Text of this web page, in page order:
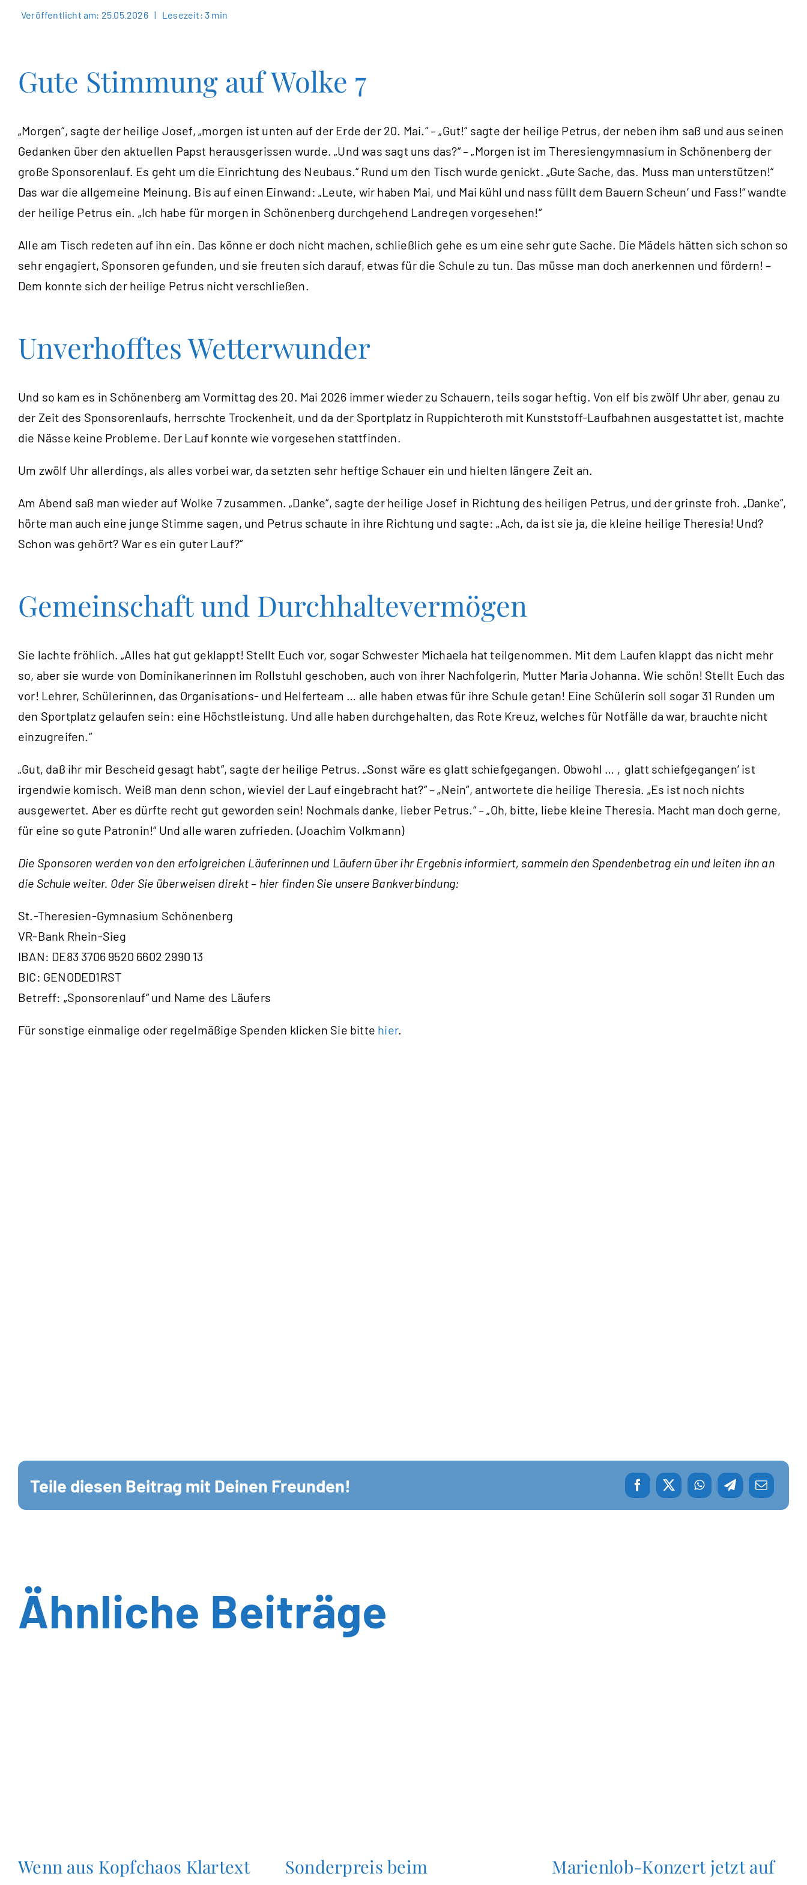
Veröffentlicht am: 25.05.2026 | Lesezeit: 3 min
Gute Stimmung auf Wolke 7
„Morgen“, sagte der heilige Josef, „morgen ist unten auf der Erde der 20. Mai.“ – „Gut!“ sagte der heilige Petrus, der neben ihm saß und aus seinen
Gedanken über den aktuellen Papst herausgerissen wurde. „Und was sagt uns das?“ – „Morgen ist im Theresiengymnasium in Schönenberg der
große Sponsorenlauf. Es geht um die Einrichtung des Neubaus.“ Rund um den Tisch wurde genickt. „Gute Sache, das. Muss man unterstützen!“
Das war die allgemeine Meinung. Bis auf einen Einwand: „Leute, wir haben Mai, und Mai kühl und nass füllt dem Bauern Scheun‘ und Fass!“ wandte
der heilige Petrus ein. „Ich habe für morgen in Schönenberg durchgehend Landregen vorgesehen!“
Alle am Tisch redeten auf ihn ein. Das könne er doch nicht machen, schließlich gehe es um eine sehr gute Sache. Die Mädels hätten sich schon so
sehr engagiert, Sponsoren gefunden, und sie freuten sich darauf, etwas für die Schule zu tun. Das müsse man doch anerkennen und fördern! –
Dem konnte sich der heilige Petrus nicht verschließen.
Unverhofftes Wetterwunder
Und so kam es in Schönenberg am Vormittag des 20. Mai 2026 immer wieder zu Schauern, teils sogar heftig. Von elf bis zwölf Uhr aber, genau zu
der Zeit des Sponsorenlaufs, herrschte Trockenheit, und da der Sportplatz in Ruppichteroth mit Kunststoff-Laufbahnen ausgestattet ist, machte
die Nässe keine Probleme. Der Lauf konnte wie vorgesehen stattfinden.
Um zwölf Uhr allerdings, als alles vorbei war, da setzten sehr heftige Schauer ein und hielten längere Zeit an.
Am Abend saß man wieder auf Wolke 7 zusammen. „Danke“, sagte der heilige Josef in Richtung des heiligen Petrus, und der grinste froh. „Danke“,
hörte man auch eine junge Stimme sagen, und Petrus schaute in ihre Richtung und sagte: „Ach, da ist sie ja, die kleine heilige Theresia! Und?
Schon was gehört? War es ein guter Lauf?“
Gemeinschaft und Durchhaltevermögen
Sie lachte fröhlich. „Alles hat gut geklappt! Stellt Euch vor, sogar Schwester Michaela hat teilgenommen. Mit dem Laufen klappt das nicht mehr
so, aber sie wurde von Dominikanerinnen im Rollstuhl geschoben, auch von ihrer Nachfolgerin, Mutter Maria Johanna. Wie schön! Stellt Euch das
vor! Lehrer, Schülerinnen, das Organisations- und Helferteam … alle haben etwas für ihre Schule getan! Eine Schülerin soll sogar 31 Runden um
den Sportplatz gelaufen sein: eine Höchstleistung. Und alle haben durchgehalten, das Rote Kreuz, welches für Notfälle da war, brauchte nicht
einzugreifen.“
„Gut, daß ihr mir Bescheid gesagt habt“, sagte der heilige Petrus. „Sonst wäre es glatt schiefgegangen. Obwohl … ‚glatt schiefgegangen‘ ist
irgendwie komisch. Weiß man denn schon, wieviel der Lauf eingebracht hat?“ – „Nein“, antwortete die heilige Theresia. „Es ist noch nichts
ausgewertet. Aber es dürfte recht gut geworden sein! Nochmals danke, lieber Petrus.“ – „Oh, bitte, liebe kleine Theresia. Macht man doch gerne,
für eine so gute Patronin!“ Und alle waren zufrieden. (Joachim Volkmann)
Die Sponsoren werden von den erfolgreichen Läuferinnen und Läufern über ihr Ergebnis informiert, sammeln den Spendenbetrag ein und leiten ihn an
die Schule weiter. Oder Sie überweisen direkt – hier finden Sie unsere Bankverbindung:
St.-Theresien-Gymnasium Schönenberg
VR-Bank Rhein-Sieg
IBAN: DE83 3706 9520 6602 2990 13
BIC: GENODED1RST
Betreff: „Sponsorenlauf“ und Name des Läufers
Für sonstige einmalige oder regelmäßige Spenden klicken Sie bitte hier.
Teile diesen Beitrag mit Deinen Freunden!
Ähnliche Beiträge
Wenn aus Kopfchaos Klartext
Sonderpreis beim
Marienlob-Konzert jetzt auf